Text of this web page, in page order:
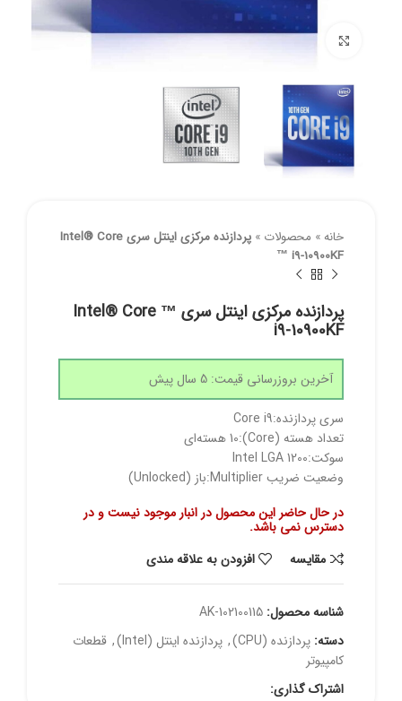
برای بزرگنمایی کلیک کنید
خانه» محصولات »
پردازنده مرکزی اینتل سری Intel® Core
™ i9-10900KF
پردازنده مرکزی اینتل سری Intel® Core ™
i9-10900KF
آخرین بروزرسانی قیمت: 5 سال پیش
سری پردازنده:Core i9
تعداد هسته (Core):10 هسته‌ای
سوکت:Intel LGA 1200
وضعیت ضریب Multiplier:باز (Unlocked)
در حال حاضر این محصول در انبار موجود نیست و در
دسترس نمی باشد.
مقايسه
افزودن به علاقه مندی
شناسه محصول: AK-102100115
دسته: پردازنده (CPU) , پردازنده اینتل (Intel) , قطعات
کامپیوتر
اشتراک گذاری: